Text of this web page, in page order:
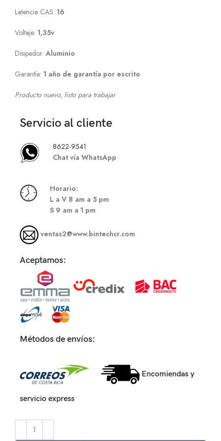
Latencia CAS: 16
Voltaje: 1,35v
Disipador: Aluminio
Garantía: 1 año de garantía por escrito
Producto nuevo, listo para trabajar
Servicio al cliente
8622-9541
Chat vía WhatsApp
Horario:
L a V 8 am a 5 pm
S 9 am a 1 pm
ventas2@www.bintechcr.com
Aceptamos:
Métodos de envíos:
Encomiendas y
servicio express